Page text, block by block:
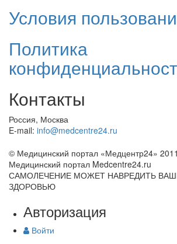
Условия
Политика
Контакты
Россия, Москва
E-mail: info@medcentre24.ru
© Медицинский портал «Медцентр24»
Медицинский портал Medcentre24.ru
САМОЛЕЧЕНИЕ МОЖЕТ НАВРЕДИТЬ
ЗДОРОВЬЮ
Авторизация
Войти